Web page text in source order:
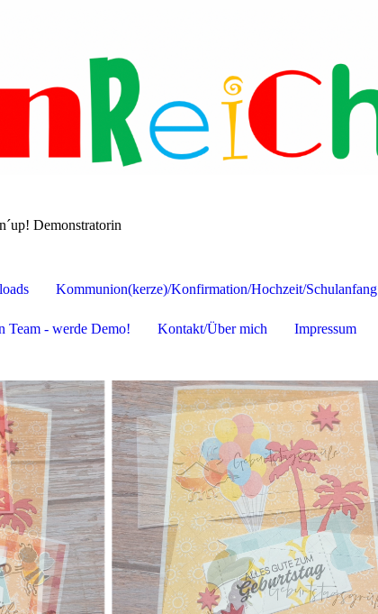
Demonstratorin
Kommunion(kerze)/Konfirmation/Hochzeit/Schulanfang
Team - werde Demo! Kontakt/Über mich Impressum